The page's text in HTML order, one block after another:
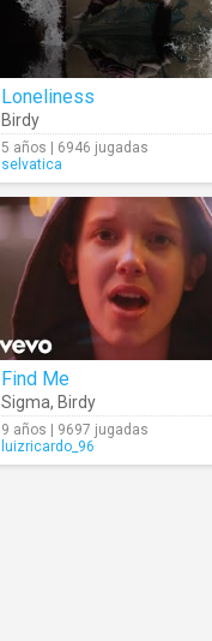
Loneliness
Birdy
5 años | 6946 jugadas
selvatica
Find Me
Sigma, Birdy
9 años | 9697 jugadas
luizricardo_96